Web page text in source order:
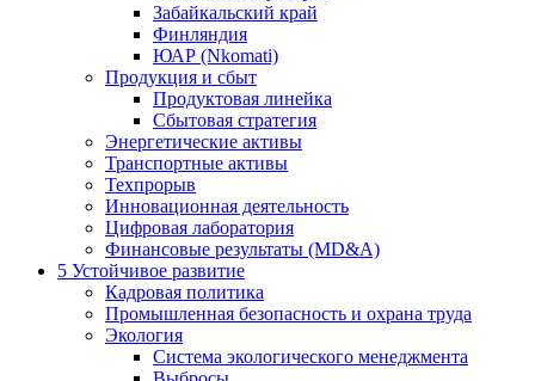
Забайкальский край
Финляндия
ЮАР (Nkomati)
Продукция и сбыт
Продуктовая линейка
Сбытовая стратегия
Энергетические активы
Транспортные активы
Техпрорыв
Инновационная деятельность
Цифровая лаборатория
Финансовые результаты (MD&A)
5 Устойчивое развитие
Кадровая политика
Промышленная безопасность и охрана труда
Экология
Система экологического менеджмента